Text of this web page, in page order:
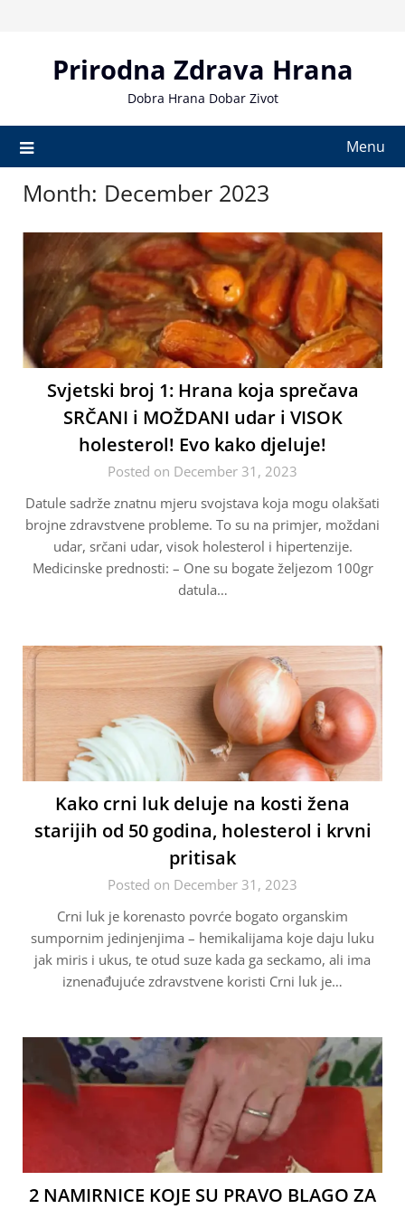
Prirodna Zdrava Hrana
Dobra Hrana Dobar Zivot
Menu
Month: December 2023
Svjetski broj 1: Hrana koja sprečava
SRČANI i MOŽDANI udar i VISOK
holesterol! Evo kako djeluje!
Posted on December 31, 2023
Datule sadrže znatnu mjeru svojstava koja mogu olakšati
brojne zdravstvene probleme. To su na primjer, moždani
udar, srčani udar, visok holesterol i hipertenzije.
Medicinske prednosti: – One su bogate željezom 100gr
datula…
Kako crni luk deluje na kosti žena
starijih od 50 godina, holesterol i krvni
pritisak
Posted on December 31, 2023
Crni luk je korenasto povrće bogato organskim
sumpornim jedinjenjima – hemikalijama koje daju luku
jak miris i ukus, te otud suze kada ga seckamo, ali ima
iznenađujuće zdravstvene koristi Crni luk je…
2 NAMIRNICE KOJE SU PRAVO BLAGO ZA